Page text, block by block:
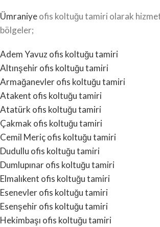
Ümraniyeofis koltuğu tamiri olarak
bölgeler;
Adem Yavuz ofis koltuğu tamiri
Altınşehir ofis koltuğu tamiri
Armağanevler ofis koltuğu tamiri
Atakent ofis koltuğu tamiri
Atatürk ofis koltuğu tamiri
Çakmak ofis koltuğu tamiri
Cemil Meriç ofis koltuğu tamiri
Dudullu ofis koltuğu tamiri
Dumlupınar ofis koltuğu tamiri
Elmalıkent ofis koltuğu tamiri
Esenevler ofis koltuğu tamiri
Esenşehir ofis koltuğu tamiri
Hekimbaşı ofis koltuğu tamiri